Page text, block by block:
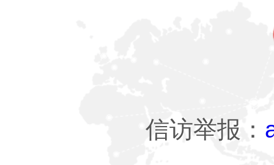
信访举报：